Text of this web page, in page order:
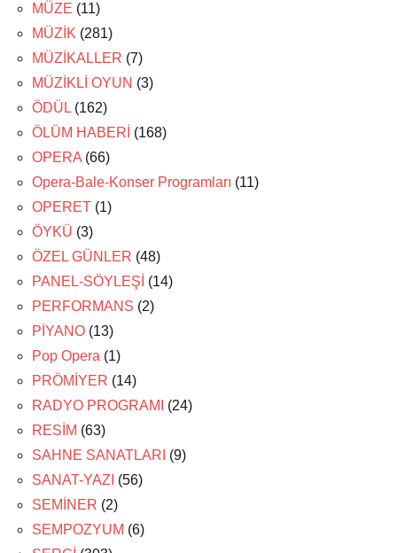
MÜZE (11)
MÜZİK (281)
MÜZİKALLER (7)
MÜZİKLİ OYUN (3)
ÖDÜL (162)
ÖLÜM HABERİ (168)
OPERA (66)
Opera-Bale-Konser Programları (11)
OPERET (1)
ÖYKÜ (3)
ÖZEL GÜNLER (48)
PANEL-SÖYLEŞİ (14)
PERFORMANS (2)
PİYANO (13)
Pop Opera (1)
PRÖMİYER (14)
RADYO PROGRAMI
(24)
RESİM (63)
SAHNE SANATLARI (9)
SANAT-YAZI (56)
SEMİNER (2)
SEMPOZYUM (6)